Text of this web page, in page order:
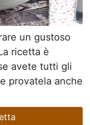
un gustoso
ricetta è
avete tutti gli
provatela anche